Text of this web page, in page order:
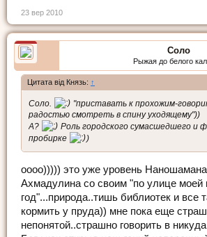
23 вер 2010
Соло
Рыжая до белого
Цитата від Князь: ↑
Соло.
"приставать к прохожим-
радостью смотреть в спину уходящему"))
А?
Роль городского сумасшедшего и
пробирке
)
оооо))))) это уже уровень
Ахмадулина со своим "по улице моей
год"...природа..тишь библиотек и все
кормить у пруда)) мне пока еще
непонятой..страшно говорить в